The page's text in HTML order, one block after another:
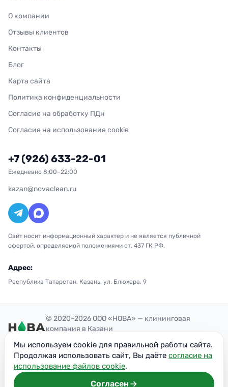
О компании
Отзывы клиентов
Контакты
Блог
Карта сайта
Политика конфиденциальности
Согласие на обработку ПДн
Согласие на использование cookie
+7 (926) 633-22-01
Ежедневно 8:00–22:00
kazan@novaclean.ru
Сайт носит информационный характер и не является публичной
офертой, определяемой положениями ст. 437 ГК РФ.
Адрес:
Республика Татарстан, Казань, ул. Блюхера, 9
© 2020–2026 ООО «НОВА» — клининговая
компания в Казани
ОГРН: 1207700300851
ИНН: 7716949113
Мы используем cookie для правильной работы сайта.
Продолжая использовать сайт, Вы даёте согласие на
использование файлов cookie.
Согласен